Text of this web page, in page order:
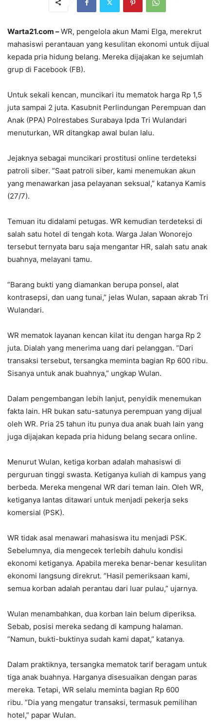
Warta21.com –WR, pengelola akun Mami Elga, merekrut
mahasiswi perantauan yang kesulitan ekonomi untuk dijual
kepada pria hidung belang. Mereka dijajakan ke sejumlah
grup di Facebook (FB).
Untuk sekali kencan, muncikari itu mematok harga Rp 1,5
juta sampai 2 juta. Kasubnit Perlindungan Perempuan dan
Anak (PPA) Polrestabes Surabaya Ipda Tri Wulandari
menuturkan, WR ditangkap awal bulan lalu.
Jejaknya sebagai muncikari prostitusi online terdeteksi
patroli siber. ”Saat patroli siber, kami menemukan akun
yang menawarkan jasa pelayanan seksual,” katanya Kamis
(27/7).
Temuan itu didalami petugas. WR kemudian terdeteksi di
salah satu hotel di tengah kota. Warga Jalan Wonorejo
tersebut ternyata baru saja mengantar HR, salah satu anak
buahnya, melayani tamu.
”Barang bukti yang diamankan berupa ponsel, alat
kontrasepsi, dan uang tunai,” jelas Wulan, sapaan akrab Tri
Wulandari.
WR mematok layanan kencan kilat itu dengan harga Rp 2
juta. Dialah yang menerima uang dari pelanggan. ”Dari
transaksi tersebut, tersangka meminta bagian Rp 600 ribu.
Sisanya untuk anak buahnya,” ungkap Wulan.
Dalam pengembangan lebih lanjut, penyidik menemukan
fakta lain. HR bukan satu-satunya perempuan yang dijual
oleh WR. Pria 25 tahun itu punya dua anak buah lain yang
juga dijajakan kepada pria hidung belang secara online.
Menurut Wulan, ketiga korban adalah mahasiswi di
perguruan tinggi swasta. Ketiganya kuliah di kampus yang
berbeda. Mereka mengenal WR dari teman lain. Oleh WR,
ketiganya lantas ditawari untuk menjadi pekerja seks
komersial (PSK).
WR tidak asal menawari mahasiswa itu menjadi PSK.
Sebelumnya, dia mengecek terlebih dahulu kondisi
ekonomi ketiganya. Apabila mereka benar-benar kesulitan
ekonomi langsung direkrut. ”Hasil pemeriksaan kami,
semua korban adalah perantau dari luar pulau,” ujarnya.
Wulan menambahkan, dua korban lain belum diperiksa.
Sebab, posisi mereka sedang di kampung halaman.
”Namun, bukti-buktinya sudah kami dapat,” katanya.
Dalam praktiknya, tersangka mematok tarif beragam untuk
tiga anak buahnya. Harganya disesuaikan dengan paras
mereka. Tetapi, WR selalu meminta bagian Rp 600
ribu. ”Dia yang mengatur transaksi, termasuk pemilihan
hotel,” papar Wulan.